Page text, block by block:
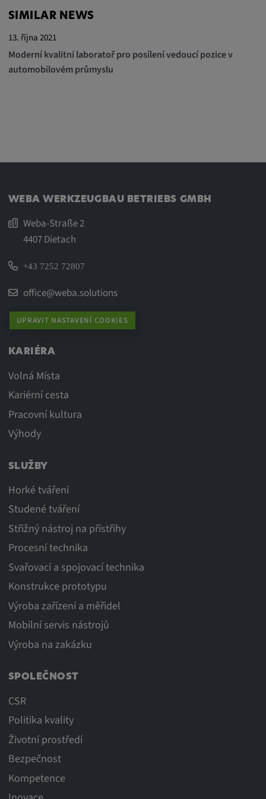
SIMILAR NEWS
13. října 2021
Moderní kvalitní laboratoř pro posílení vedoucí pozice v
automobilovém průmyslu
WEBA WERKZEUGBAU BETRIEBS GMBH
Weba-Straße 2
4407 Dietach
+43 7252 72807
office@weba.solutions
UPRAVIT NASTAVENÍ COOKIES
KARIÉRA
Volná Místa
Kariérní cesta
Pracovní kultura
Výhody
SLUŽBY
Horké tváření
Studené tváření
Střižný nástroj na přístřihy
Procesní technika
Svařovací a spojovací technika
Konstrukce prototypu
Výroba zařízení a měřidel
Mobilní servis nástrojů
Výroba na zakázku
SPOLEČNOST
CSR
Politika kvality
Životní prostředí
Bezpečnost
Kompetence
zaznamenávání chování návštěvníků
Trvání cookies:
13 měsíců